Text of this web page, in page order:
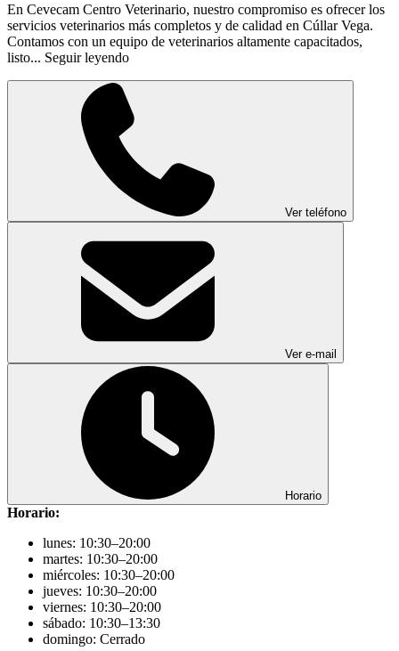
En Cevecam Centro Veterinario, nuestro compromiso es ofrecer los
servicios veterinarios más completos y de calidad en Cúllar Vega.
Contamos con un equipo de veterinarios altamente capacitados,
listo... Seguir leyendo
Ver teléfono
Ver e-mail
Horario
Horario:
lunes: 10:30–20:00
martes: 10:30–20:00
miércoles: 10:30–20:00
jueves: 10:30–20:00
viernes: 10:30–20:00
sábado: 10:30–13:30
domingo: Cerrado